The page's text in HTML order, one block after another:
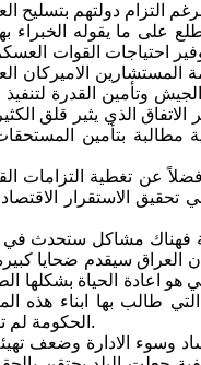
على ما يقوله الخبراء
احتياجات القوات
المستشارين الاميركان
وتأمين القدرة
الاتفاق الذي يثير قلق
بتأمين
عن تغطية التزامات
في تحقيق الاستقرار
فهناك مشاكل ستحدث
العراق سيقدم ضحايا
هو اعادة الحياة بشكلها
طالب بها ابناء هذه
الحكومة لم تستجب ووصل الحال الى ما هو عليه الان.
وسوء الادارة وضعف